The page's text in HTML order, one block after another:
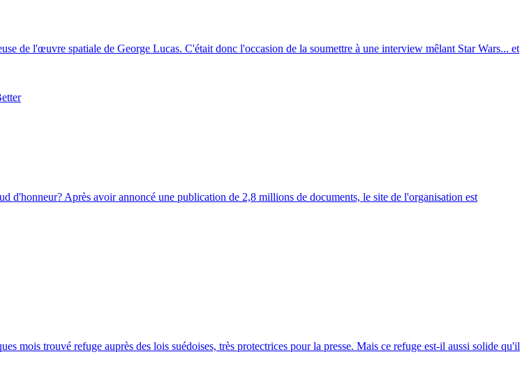
de l'œuvre spatiale de George Lucas. C'était donc l'occasion de la soumettre à une interview mêlant Star Wars... et
d'honneur? Après avoir annoncé une publication de 2,8 millions de documents, le site de l'organisation est
mois trouvé refuge auprès des lois suédoises, très protectrices pour la presse. Mais ce refuge est-il aussi solide qu'il